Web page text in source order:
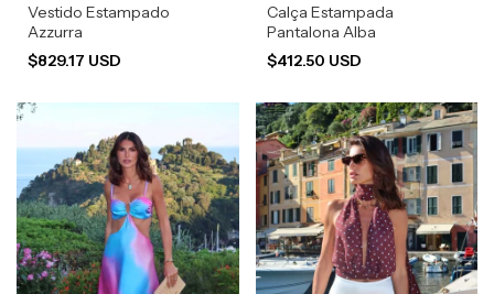
Vestido Estampado
Azzurra
$829.17 USD
Calça Estampada
Pantalona Alba
$412.50 USD